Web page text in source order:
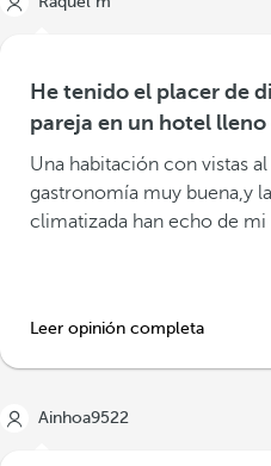
He tenido el placer de
pareja en un hotel
gastronomía increíble.
Una habitación con vistas
gastronomía muy buena,y
climatizada han echo de
Leer opinión completa
Ainhoa9522